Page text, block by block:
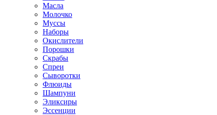
Масла
Молочко
Муссы
Наборы
Окислители
Порошки
Скрабы
Спреи
Сыворотки
Флюиды
Шампуни
Эликсиры
Эссенции